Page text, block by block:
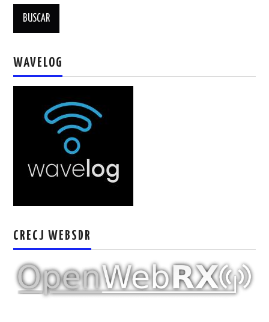
WAVELOG
CRECJ WEBSDR